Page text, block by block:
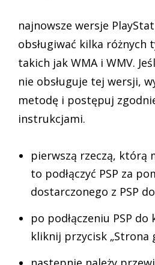
najnowsze wersje
obsługiwać kilka różnych
takich jak WMA i WMV.
nie obsługuje tej wersji,
metodę i postępuj
instrukcjami.
pierwszą rzeczą, którą
to podłączyć PSP za
dostarczonego z PSP
po podłączeniu PSP
kliknij przycisk „Strona